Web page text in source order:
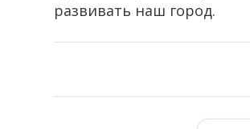
развивать наш город.